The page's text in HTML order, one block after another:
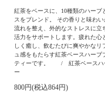
紅茶をベースに、10種類のハーブ
スをブレンド。 その香りと味わ
流れを整え、外的なストレスに立
活力をサポートします。疲れた心
しく癒し、飲むたびに爽やかなリ
ュ感をもたらす紅茶ベースハーブ
ティーです。 / 紅茶ベースハ
ー
800円(税込864円)